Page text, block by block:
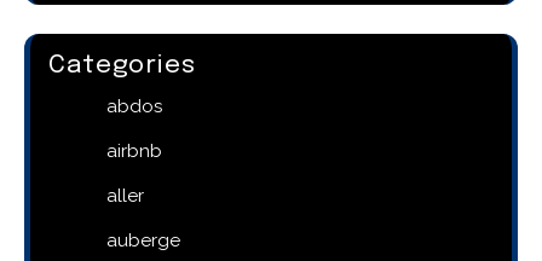
Categories
abdos
airbnb
aller
auberge